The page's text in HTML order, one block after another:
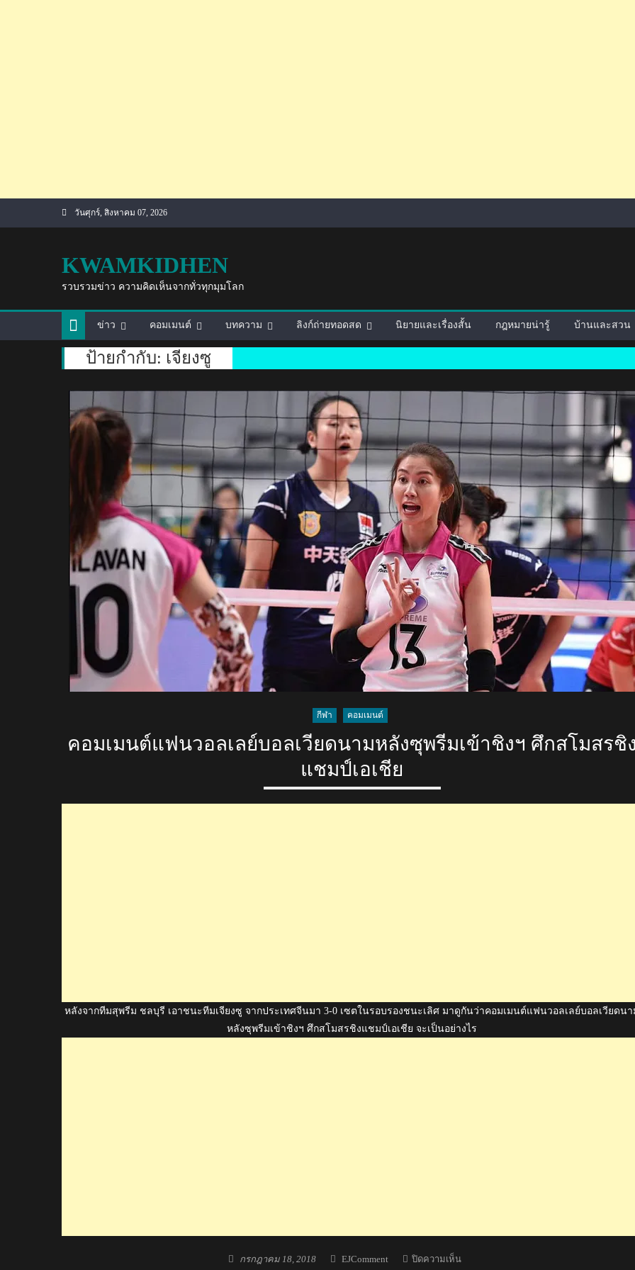
วันศุกร์, สิงหาคม 07, 2026
KWAMKIDHEN
รวบรวมข่าว ความคิดเห็นจากทั่วทุกมุมโลก
ข่าว คอมเมนต์ บทความ ลิงก์ถ่ายทอดสด นิยายและเรื่องสั้น กฎหมายน่ารู้ บ้านและสวน
ป้ายกำกับ: เจียงซู
กีฬา คอมเมนต์
คอมเมนต์แฟนวอลเลย์บอลเวียดนามหลังซุพรีมเข้าชิงฯ ศึกสโมสรชิ
แชมป์เอเชีย
หลังจากทีมสุพรีม ชลบุรี เอาชนะทีมเจียงซู จากประเทศจีนมา 3-0 เซตในรอบรองชนะเลิศ มาดูกันว่าคอมเมนต์แฟนวอลเลย์บอลเวียดนา
หลังซุพรีมเข้าชิงฯ ศึกสโมสรชิงแชมป์เอเชีย จะเป็นอย่างไร
Posted
กรกฎาคม 18, 2018 Author
EJComment ปิดความเห็น